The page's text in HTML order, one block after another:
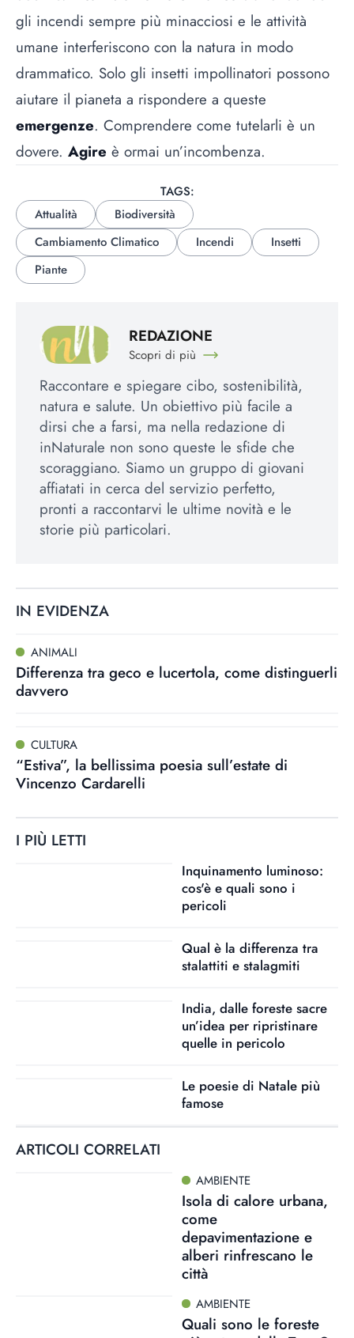
gli incendi sempre più minacciosi e le attività
umane interferiscono con la natura in modo
drammatico. Solo gli insetti impollinatori possono
aiutare il pianeta a rispondere a queste
emergenze. Comprendere come tutelarli è un
dovere. Agire è ormai un’incombenza.
TAGS:
Attualità
Biodiversità
Cambiamento Climatico
Incendi
Insetti
Piante
REDAZIONE
Scopri di più
Raccontare e spiegare cibo, sostenibilità,
natura e salute. Un obiettivo più facile a
dirsi che a farsi, ma nella redazione di
inNaturale non sono queste le sfide che
scoraggiano. Siamo un gruppo di giovani
affiatati in cerca del servizio perfetto,
pronti a raccontarvi le ultime novità e le
storie più particolari.
IN EVIDENZA
ANIMALI
Differenza tra geco e lucertola, come distinguerli
davvero
CULTURA
“Estiva”, la bellissima poesia sull’estate di
Vincenzo Cardarelli
I PIÙ LETTI
Inquinamento luminoso:
cos'è e quali sono i
pericoli
Qual è la differenza tra
stalattiti e stalagmiti
India, dalle foreste sacre
un’idea per ripristinare
quelle in pericolo
Le poesie di Natale più
famose
ARTICOLI CORRELATI
AMBIENTE
Isola di calore urbana,
come
depavimentazione e
alberi rinfrescano le
città
AMBIENTE
Quali sono le foreste